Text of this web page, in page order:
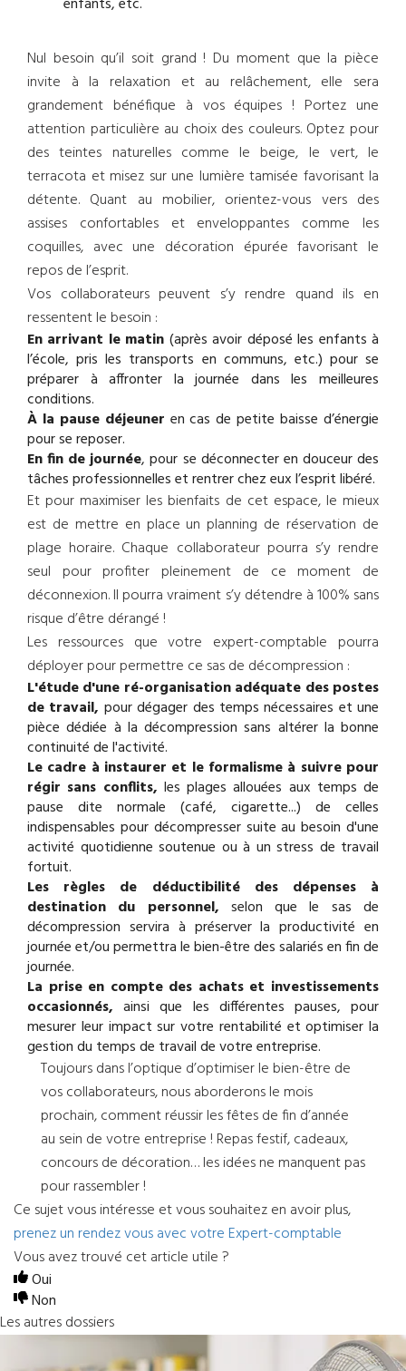
Nul besoin qu’il soit grand ! Du moment que la pièce
invite à la relaxation et au relâchement, elle sera
grandement bénéfique à vos équipes ! Portez une
attention particulière au choix des couleurs. Optez pour
des teintes naturelles comme le beige, le vert, le
terracota et misez sur une lumière tamisée favorisant la
détente. Quant au mobilier, orientez-vous vers des
assises confortables et enveloppantes comme les
coquilles, avec une décoration épurée favorisant le
repos de l’esprit.
Vos collaborateurs peuvent s’y rendre quand ils en
ressentent le besoin :
En arrivant le matin (après avoir déposé les enfants à
l’école, pris les transports en communs, etc.) pour se
préparer à affronter la journée dans les meilleures
conditions.
À la pause déjeuner en cas de petite baisse d’énergie
pour se reposer.
En fin de journée, pour se déconnecter en douceur des
tâches professionnelles et rentrer chez eux l’esprit libéré.
Et pour maximiser les bienfaits de cet espace, le mieux
est de mettre en place un planning de réservation de
plage horaire. Chaque collaborateur pourra s’y rendre
seul pour profiter pleinement de ce moment de
déconnexion. Il pourra vraiment s’y détendre à 100% sans
risque d’être dérangé !
Les ressources que votre expert-comptable pourra
déployer pour permettre ce sas de décompression :
L'étude d'une ré-organisation adéquate des postes
de travail, pour dégager des temps nécessaires et une
pièce dédiée à la décompression sans altérer la bonne
continuité de l'activité.
Le cadre à instaurer et le formalisme à suivre pour
régir sans conflits, les plages allouées aux temps de
pause dite normale (café, cigarette...) de celles
indispensables pour décompresser suite au besoin d'une
activité quotidienne soutenue ou à un stress de travail
fortuit.
Les règles de déductibilité des dépenses à
destination du personnel, selon que le sas de
décompression servira à préserver la productivité en
journée et/ou permettra le bien-être des salariés en fin de
journée.
La prise en compte des achats et investissements
occasionnés, ainsi que les différentes pauses, pour
mesurer leur impact sur votre rentabilité et optimiser la
gestion du temps de travail de votre entreprise.
Toujours dans l’optique d’optimiser le bien-être de
vos collaborateurs, nous aborderons le mois
prochain, comment réussir les fêtes de fin d’année
au sein de votre entreprise ! Repas festif, cadeaux,
concours de décoration… les idées ne manquent pas
pour rassembler !
Ce sujet vous intéresse et vous souhaitez en avoir plus,
prenez un rendez vous avec votre Expert-comptable
Vous avez trouvé cet article utile ?
Oui
Non
Les autres dossiers